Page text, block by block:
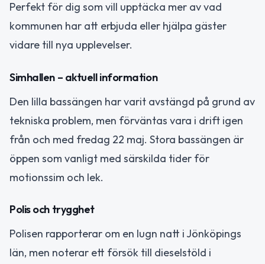
Perfekt för dig som vill upptäcka mer av vad
kommunen har att erbjuda eller hjälpa gäster
vidare till nya upplevelser.
Simhallen – aktuell information
Den lilla bassängen har varit avstängd på grund av
tekniska problem, men förväntas vara i drift igen
från och med fredag 22 maj. Stora bassängen är
öppen som vanligt med särskilda tider för
motionssim och lek.
Polis och trygghet
Polisen rapporterar om en lugn natt i Jönköpings
län, men noterar ett försök till dieselstöld i